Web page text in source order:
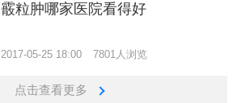
霰粒肿哪家医院看得好
2017-05-25 18:00 7801人浏览
点击查看更多